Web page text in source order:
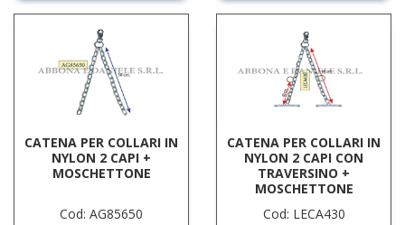
CATENA PER COLLARI IN
NYLON 2 CAPI +
MOSCHETTONE
Cod: AG85650
CATENA PER COLLARI IN
NYLON 2 CAPI CON
TRAVERSINO +
MOSCHETTONE
Cod: LECA430